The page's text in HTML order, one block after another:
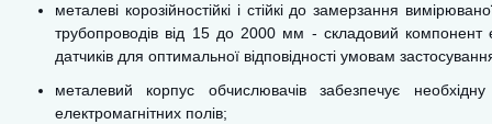
металеві корозійностійкі і стійкі до замерзання
трубопроводів від 15 до 2000 мм - складовий компонент
датчиків для оптимальної відповідності умовам
металевий корпус обчислювачів забезпечує
електромагнітних полів;